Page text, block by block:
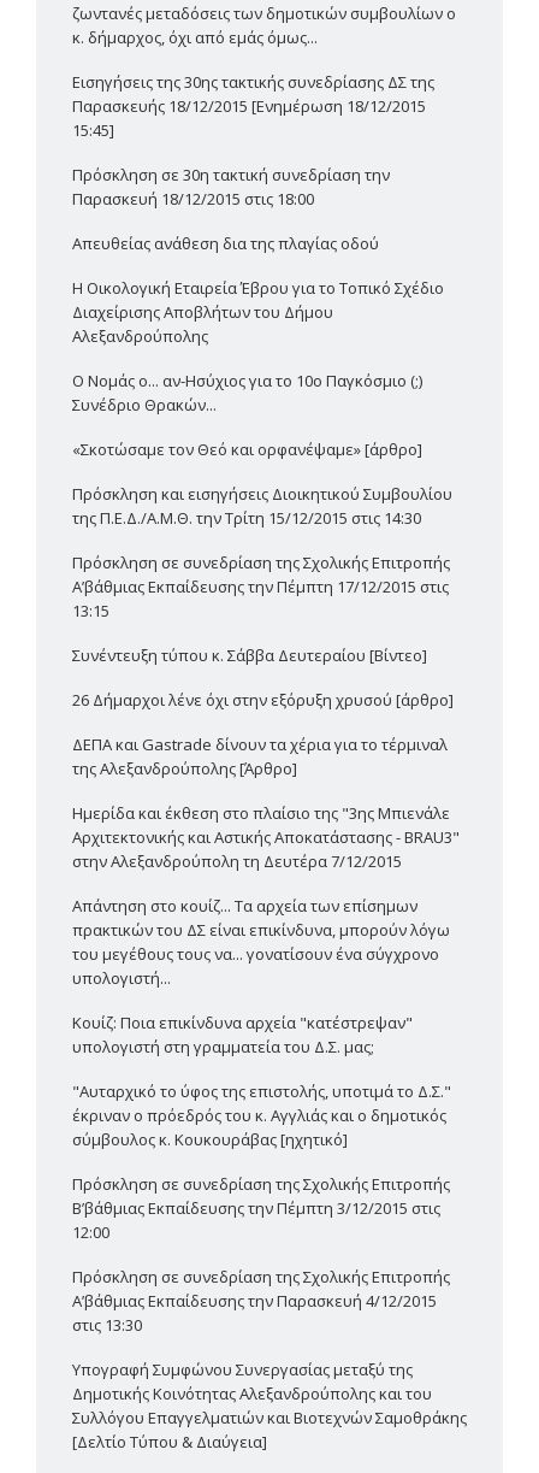
ζωντανές μεταδόσεις των δημοτικών συμβουλίων ο
κ. δήμαρχος, όχι από εμάς όμως...
Εισηγήσεις της 30ης τακτικής συνεδρίασης ΔΣ της
Παρασκευής 18/12/2015 [Ενημέρωση 18/12/2015
15:45]
Πρόσκληση σε 30η τακτική συνεδρίαση την
Παρασκευή 18/12/2015 στις 18:00
Απευθείας ανάθεση δια της πλαγίας οδού
Η Οικολογική Εταιρεία Έβρου για το Τοπικό Σχέδιο
Διαχείρισης Αποβλήτων του Δήμου
Αλεξανδρούπολης
Ο Νομάς ο... αν-Ησύχιος για το 10ο Παγκόσμιο (;)
Συνέδριο Θρακών...
«Σκοτώσαμε τον Θεό και ορφανέψαμε» [άρθρο]
Πρόσκληση και εισηγήσεις Διοικητικού Συμβουλίου
της Π.Ε.Δ./Α.Μ.Θ. την Τρίτη 15/12/2015 στις 14:30
Πρόσκληση σε συνεδρίαση της Σχολικής Επιτροπής
Α’βάθμιας Εκπαίδευσης την Πέμπτη 17/12/2015 στις
13:15
Συνέντευξη τύπου κ. Σάββα Δευτεραίου [Βίντεο]
26 Δήμαρχοι λένε όχι στην εξόρυξη χρυσού [άρθρο]
ΔΕΠΑ και Gastrade δίνουν τα χέρια για το τέρμιναλ
της Αλεξανδρούπολης [Άρθρο]
Ημερίδα και έκθεση στο πλαίσιο της "3ης Μπιενάλε
Αρχιτεκτονικής και Αστικής Αποκατάστασης - BRAU3"
στην Αλεξανδρούπολη τη Δευτέρα 7/12/2015
Απάντηση στο κουίζ... Τα αρχεία των επίσημων
πρακτικών του ΔΣ είναι επικίνδυνα, μπορούν λόγω
του μεγέθους τους να... γονατίσουν ένα σύγχρονο
υπολογιστή...
Κουίζ: Ποια επικίνδυνα αρχεία "κατέστρεψαν"
υπολογιστή στη γραμματεία του Δ.Σ. μας;
"Αυταρχικό το ύφος της επιστολής, υποτιμά το Δ.Σ."
έκριναν ο πρόεδρός του κ. Αγγλιάς και ο δημοτικός
σύμβουλος κ. Κουκουράβας [ηχητικό]
Πρόσκληση σε συνεδρίαση της Σχολικής Επιτροπής
Β’βάθμιας Εκπαίδευσης την Πέμπτη 3/12/2015 στις
12:00
Πρόσκληση σε συνεδρίαση της Σχολικής Επιτροπής
Α’βάθμιας Εκπαίδευσης την Παρασκευή 4/12/2015
στις 13:30
Υπογραφή Συμφώνου Συνεργασίας μεταξύ της
Δημοτικής Κοινότητας Αλεξανδρούπολης και του
Συλλόγου Επαγγελματιών και Βιοτεχνών Σαμοθράκης
[Δελτίο Τύπου & Διαύγεια]